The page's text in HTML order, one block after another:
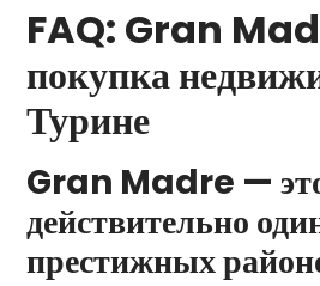
FAQ: Gran
покупка
Турине
Gran Madre —
действительно
престижных